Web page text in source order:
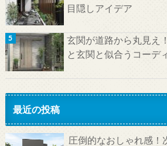
目隠しアイデア
玄関が道路から丸見え
と玄関と似合うコーデ
最近の投稿
圧倒的なおしゃれ感！